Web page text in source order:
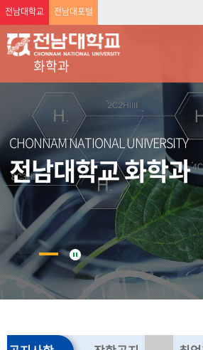
전남대학교 전남대포털
화학과
CHONNAM NATIONAL UNIVERSITY
전남대학교 화학과